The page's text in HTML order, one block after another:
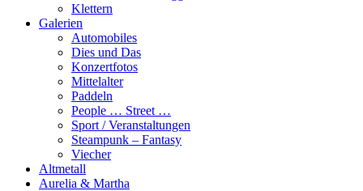
Klettern
Galerien
Automobiles
Dies und Das
Konzertfotos
Mittelalter
Paddeln
People … Street …
Sport / Veranstaltungen
Steampunk – Fantasy
Viecher
Altmetall
Aurelia & Martha